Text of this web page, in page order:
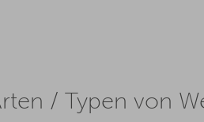
/ Typen von